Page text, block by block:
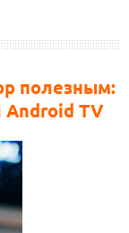
полезным:
TV